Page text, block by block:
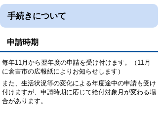
手続きについて
申請時期
毎年11月から翌年度の申請を受け付けます。（11月
に倉吉市の広報紙によりお知らせします）
また、生活状況等の変化による年度途中の申請も受け
付けますが、申請時期に応じて給付対象月が変わる場
合があります。